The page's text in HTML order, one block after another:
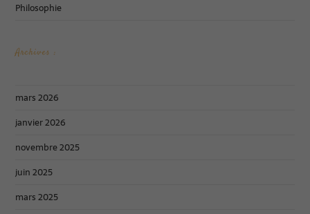
Philosophie
Archives :
mars 2026
janvier 2026
novembre 2025
juin 2025
mars 2025